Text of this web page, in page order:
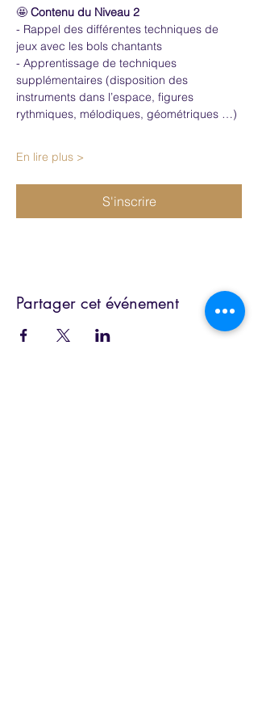
🤩 Contenu du Niveau 2
- Rappel des différentes techniques de
jeux avec les bols chantants
- Apprentissage de techniques
supplémentaires (disposition des
instruments dans l’espace, figures
rythmiques, mélodiques, géométriques …)
En lire plus >
S'inscrire
Partager cet événement